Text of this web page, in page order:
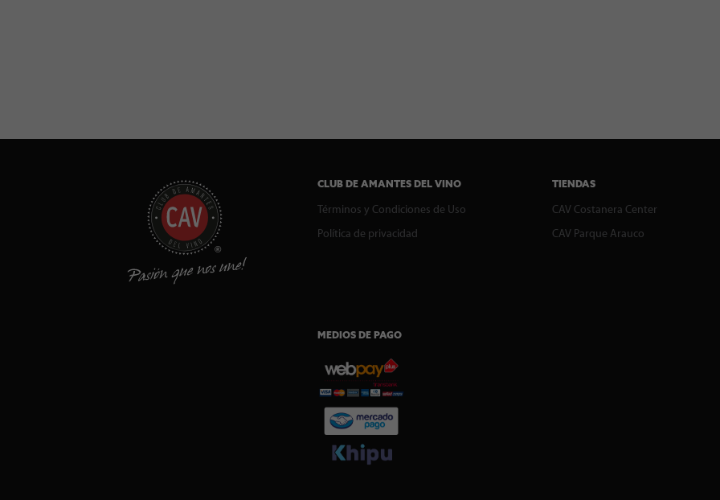
CLUB DE AMANTES DEL VINO
Términos y Condiciones de Uso
Política de privacidad
TIENDAS
CAV Costanera Center
CAV Parque Arauco
MEDIOS DE PAGO